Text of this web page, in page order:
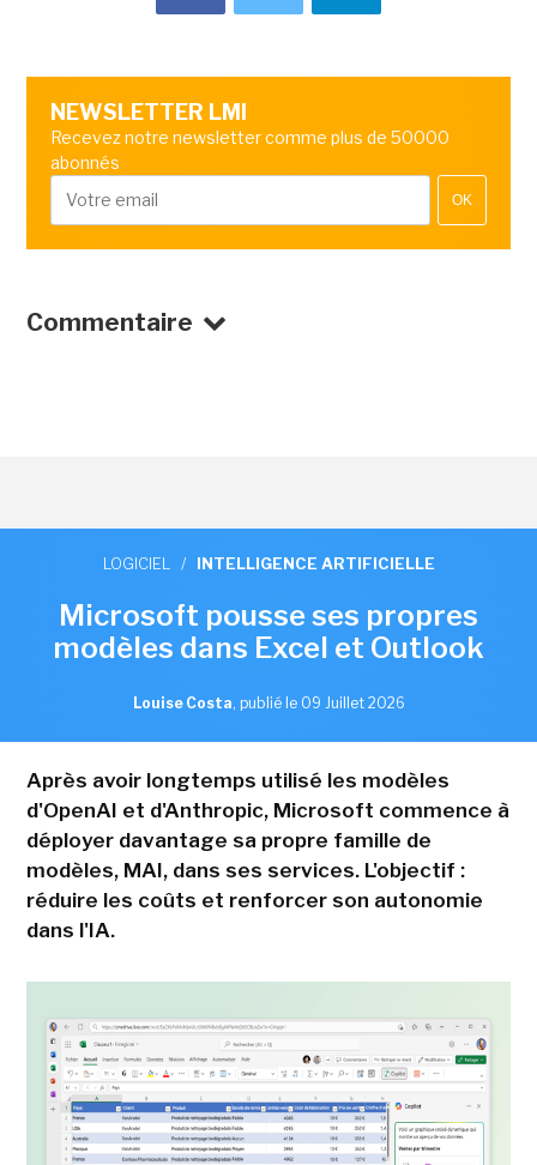
NEWSLETTER LMI
Recevez notre newsletter comme plus de 50000
abonnés
OK
Commentaire
LOGICIEL / INTELLIGENCE ARTIFICIELLE
Microsoft pousse ses propres
modèles dans Excel et Outlook
Louise Costa, publié le 09 Juillet 2026
Après avoir longtemps utilisé les modèles
d'OpenAI et d'Anthropic, Microsoft commence à
déployer davantage sa propre famille de
modèles, MAI, dans ses services. L'objectif :
réduire les coûts et renforcer son autonomie
dans l'IA.